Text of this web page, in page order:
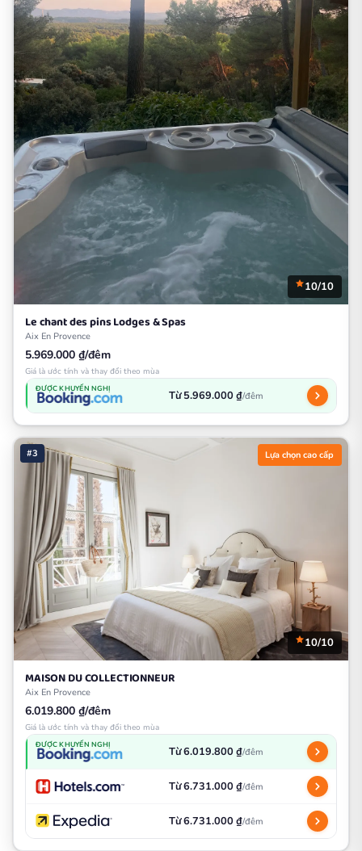
10/10
Le chant des pins Lodges & Spas
Aix En Provence
5.969.000 ₫/đêm
Giá là ước tính và thay đổi theo mùa
ĐƯỢC KHUYẾN NGHỊ Từ 5.969.000 ₫/đêm
#3 Lựa chọn cao cấp
10/10
MAISON DU COLLECTIONNEUR
Aix En Provence
6.019.800 ₫/đêm
Giá là ước tính và thay đổi theo mùa
ĐƯỢC KHUYẾN NGHỊ Từ 6.019.800 ₫/đêm
Từ 6.731.000 ₫/đêm
Từ 6.731.000 ₫/đêm